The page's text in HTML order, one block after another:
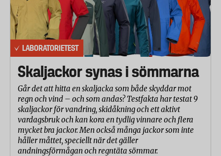
LABORATORIETEST
Skaljackor synas i sömmarna
Går det att hitta en skaljacka som både skyddar mot
regn och vind – och som andas? Testfakta har testat 9
skaljackor för vandring, skidåkning och ett aktivt
vardagsbruk och kan kora en tydlig vinnare och flera
mycket bra jackor. Men också många jackor som inte
håller måttet, speciellt när det gäller
andningsförmågan och regntäta sömmar.